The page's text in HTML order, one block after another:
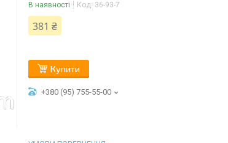
В наявності Код: 36-93-7
381 ₴
Купити
+380 (95) 755-55-00